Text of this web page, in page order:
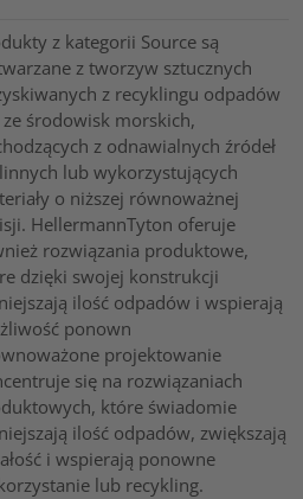
z kategorii Source są
z tworzyw sztucznych
z recyklingu odpadów
środowisk morskich,
z odnawialnych źródeł
lub wykorzystujących
o niższej równoważnej
HellermannTyton oferuje
rozwiązania produktowe,
dzięki swojej konstrukcji
ilość odpadów i wspierają
ponown
projektowanie
się na rozwiązaniach
które świadomie
ilość odpadów, zwiększają
i wspierają ponowne
lub recykling.